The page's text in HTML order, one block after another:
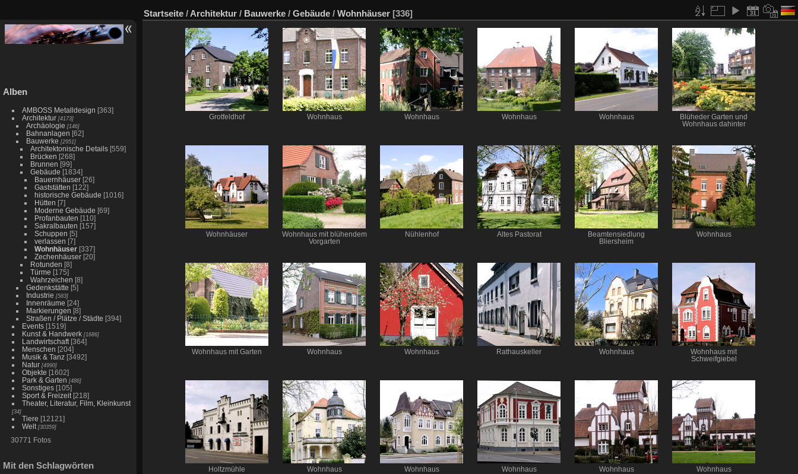
Alben
AMBOSS Metalldesign [363]
Architektur [4173]
Archäologie [146]
Bahnanlagen [62]
Bauwerke [2951]
Architektonische Details [559]
Brücken [268]
Brunnen [99]
Gebäude [1834]
Bauernhäuser [26]
Gaststätten [122]
historische Gebäude [1016]
Hütten [7]
Moderne Gebäude [69]
Profanbauten [110]
Sakralbauten [157]
Schuppen [5]
verlassen [7]
Wohnhäuser [337]
Zechenhäuser [20]
Rotunden [8]
Türme [175]
Wahrzeichen [8]
Gedenkstätte [5]
Industrie [583]
Innenräume [24]
Markierungen [8]
Straßen / Plätze / Städte [394]
Events [1519]
Kunst & Handwerk [1686]
Landwirtschaft [364]
Menschen [204]
Musik & Tanz [3492]
Natur [4990]
Objekte [1602]
Park & Garten [486]
Sonstiges [105]
Sport & Freizeit [218]
Theater, Literatur, Film, Kleinkunst
[34]
Tiere [12121]
Welt [30359]
30771 Fotos
Mit den Schlagwörten
Startseite / Architektur / Bauwerke / Gebäude / Wohnhäuser [336]
Grotfeldhof Wohnhaus Wohnhaus Wohnhaus Wohnhaus
Blüheder Garten und
Wohnhaus dahinter
Wohnhäuser
Wohnhaus mit blühendem
Vorgarten
Nühlenhof Altes Pastorat
Beamtensiedlung
Bliersheim
Wohnhaus
Wohnhaus mit Garten Wohnhaus Wohnhaus Rathauskeller Wohnhaus
Wohnhaus mit
Schweifgiebel
Holtzmühle Wohnhaus Wohnhaus Wohnhaus Wohnhaus Wohnhaus